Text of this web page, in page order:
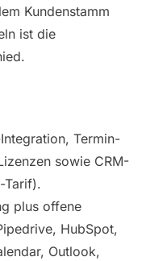
Kundenstamm
ist die
Termin-
sowie CRM-
Tarif).
plus offene
HubSpot,
Outlook,